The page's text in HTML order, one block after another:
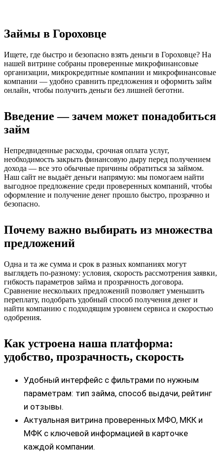
Займы в Гороховце
Ищете, где быстро и безопасно взять деньги в Гороховце? На
нашей витрине собраны проверенные микрофинансовые
организации, микрокредитные компании и микрофинансовые
компании — удобно сравнить предложения и оформить займ
онлайн, чтобы получить деньги без лишней беготни.
Введение — зачем может понадобиться
займ
Непредвиденные расходы, срочная оплата услуг,
необходимость закрыть финансовую дыру перед получением
дохода — все это обычные причины обратиться за займом.
Наш сайт не выдаёт деньги напрямую: мы помогаем найти
выгодное предложение среди проверенных компаний, чтобы
оформление и получение денег прошло быстро, прозрачно и
безопасно.
Почему важно выбирать из множества
предложений
Одна и та же сумма и срок в разных компаниях могут
выглядеть по‑разному: условия, скорость рассмотрения заявки,
гибкость параметров займа и прозрачность договора.
Сравнение нескольких предложений позволяет уменьшить
переплату, подобрать удобный способ получения денег и
найти компанию с подходящим уровнем сервиса и скоростью
одобрения.
Как устроена наша платформа:
удобство, прозрачность, скорость
Удобный интерфейс с фильтрами по нужным
параметрам: тип займа, способ выдачи, рейтинг
и отзывы.
Актуальная витрина проверенных МФО, МКК и
МФК с ключевой информацией в карточке
каждой компании.